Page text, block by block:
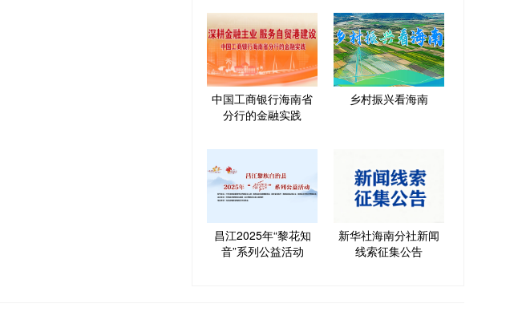
中国工商银行海南省
分行的金融实践
乡村振兴看海南
昌江2025年“黎花知
音”系列公益活动
新华社海南分社新闻
线索征集公告